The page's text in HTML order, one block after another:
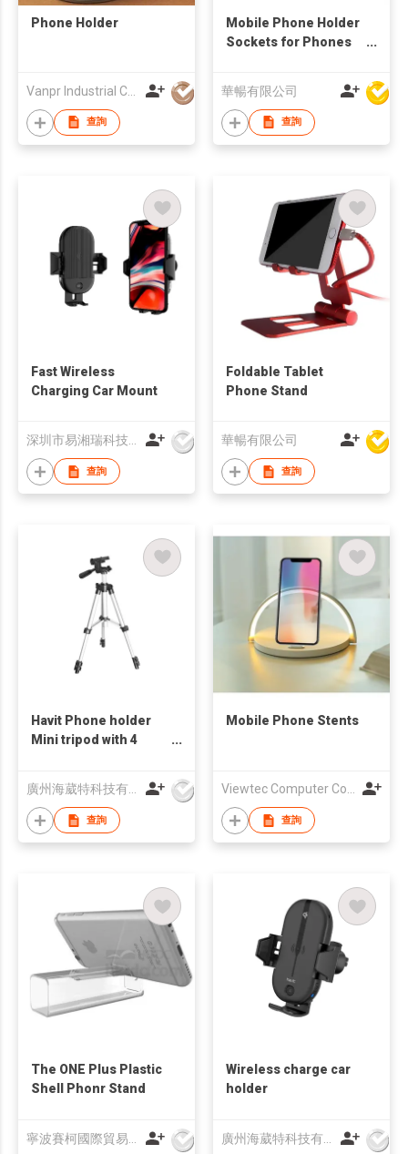
Phone Holder
查詢
Mobile Phone Holder
Sockets for Phones
華暢有限公司
查詢
Fast Wireless
Charging Car Mount
查詢
Foldable Tablet
Phone Stand
華暢有限公司
查詢
Havit Phone holder
Mini tripod with 4
holder
廣州海葳特科技有限公司
查詢
Mobile Phone Stents
Viewtec Computer Co., Limited
查詢
The ONE Plus Plastic
Shell Phonr Stand
Wireless charge car
holder